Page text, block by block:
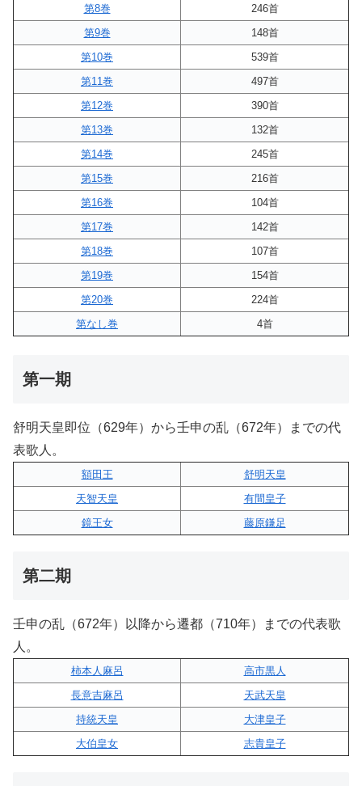
第8巻
246首
第9巻
148首
第10巻
539首
第11巻
497首
第12巻
390首
第13巻
132首
第14巻
245首
第15巻
216首
第16巻
104首
第17巻
142首
第18巻
107首
第19巻
154首
第20巻
224首
第なし巻
4首
第一期
舒明天皇即位（629年）から壬申の乱（672年）までの代
表歌人。
額田王
舒明天皇
天智天皇
有間皇子
鏡王女
藤原鎌足
第二期
壬申の乱（672年）以降から遷都（710年）までの代表歌
人。
柿本人麻呂
高市黒人
長意吉麻呂
天武天皇
持統天皇
大津皇子
大伯皇女
志貴皇子